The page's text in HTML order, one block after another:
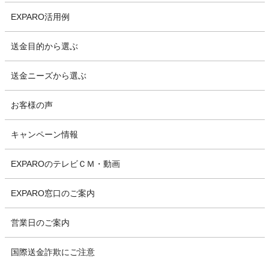
EXPARO活用例
送金目的から選ぶ
送金ニーズから選ぶ
お客様の声
キャンペーン情報
EXPAROのテレビＣＭ・動画
EXPARO窓口のご案内
営業日のご案内
国際送金詐欺にご注意